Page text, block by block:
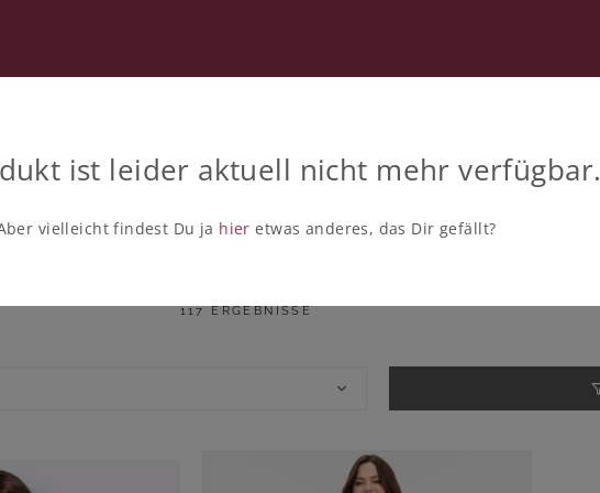
BADEKLEIDER
117 ERGEBNISSE
ist leider aktuell nicht mehr verfügbar.
vielleicht findest Du ja hier etwas anderes, das Dir gefällt?